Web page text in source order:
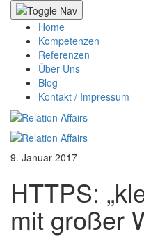
Home
Kompetenzen
Referenzen
Über Uns
Blog
Kontakt / Impressum
9. Januar 2017
HTTPS:
mit großer